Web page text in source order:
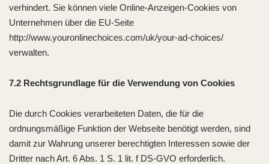
verhindert. Sie können viele Online-Anzeigen-Cookies von
Unternehmen über die EU-Seite
http://www.youronlinechoices.com/uk/your-ad-choices/
verwalten.
7.2 Rechtsgrundlage für die Verwendung von Cookies
Die durch Cookies verarbeiteten Daten, die für die
ordnungsmäßige Funktion der Webseite benötigt werden, sind
damit zur Wahrung unserer berechtigten Interessen sowie der
Dritter nach Art. 6 Abs. 1 S. 1 lit. f DS-GVO erforderlich.